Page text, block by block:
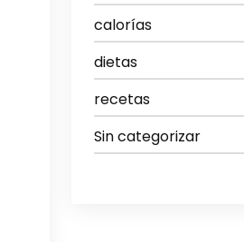
calorías
dietas
recetas
Sin categorizar